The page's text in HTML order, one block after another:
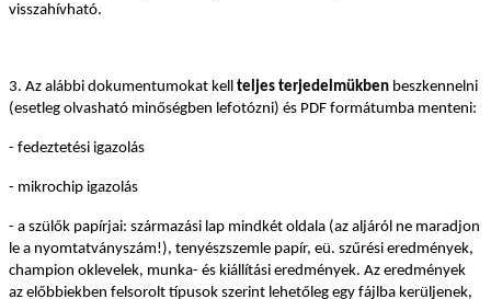
visszahívható.
3. Az alábbi dokumentumokat kell teljes terjedelmükben beszkennelni
(esetleg olvasható minőségben lefotózni) és PDF formátumba menteni:
- fedeztetési igazolás
- mikrochip igazolás
- a szülők papírjai: származási lap mindkét oldala (az aljáról ne maradjon
le a nyomtatványszám!), tenyészszemle papír, eü. szűrési eredmények,
champion oklevelek, munka- és kiállítási eredmények. Az eredmények
az előbbiekben felsorolt típusok szerint lehetőleg egy fájlba kerüljenek,